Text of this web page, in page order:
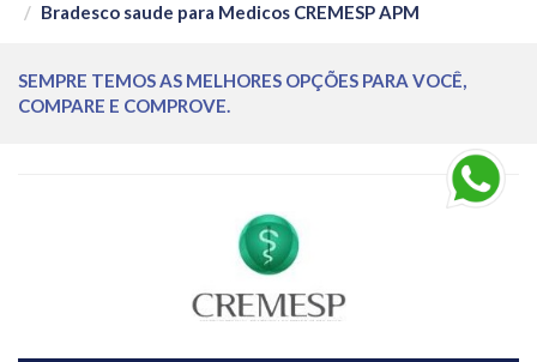
Bradesco saude para Medicos CREMESP APM
SEMPRE TEMOS AS MELHORES OPÇÕES PARA VOCÊ,
COMPARE E COMPROVE.